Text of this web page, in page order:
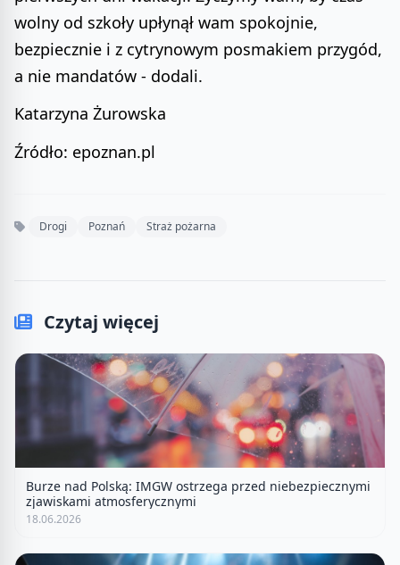
wolny od szkoły upłynął wam spokojnie,
bezpiecznie i z cytrynowym posmakiem przygód,
a nie mandatów - dodali.
Katarzyna Żurowska
Źródło: epoznan.pl
Drogi Poznań Straż pożarna
Czytaj więcej
Burze nad Polską: IMGW ostrzega przed niebezpiecznymi
zjawiskami atmosferycznymi
18.06.2026